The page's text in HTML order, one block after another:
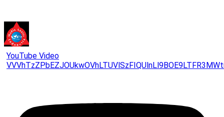
YouTube Video